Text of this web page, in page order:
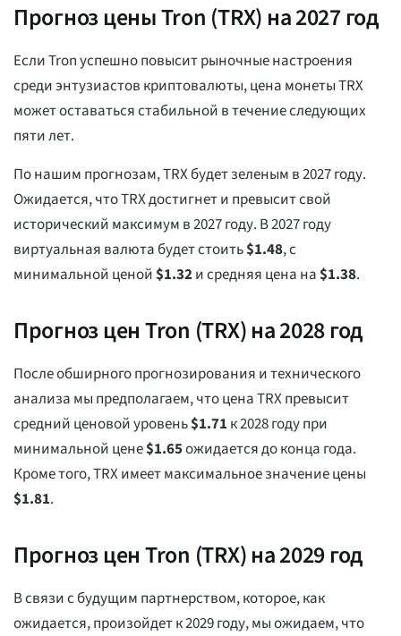
Прогноз цены Tron (TRX) на 2027 год
Если Tron успешно повысит рыночные настроения
среди энтузиастов криптовалюты, цена монеты TRX
может оставаться стабильной в течение следующих
пяти лет.
По нашим прогнозам, TRX будет зеленым в 2027 году.
Ожидается, что TRX достигнет и превысит свой
исторический максимум в 2027 году. В 2027 году
виртуальная валюта будет стоить$1.48, с
минимальной ценой$1.32и средняя цена на$1.38.
Прогноз цен Tron (TRX) на 2028 год
После обширного прогнозирования и технического
анализа мы предполагаем, что цена TRX превысит
средний ценовой уровень$1.71 к 2028 году при
минимальной цене$1.65ожидается до конца года.
Кроме того, TRX имеет максимальное значение цены
$1.81.
Прогноз цен Tron (TRX) на 2029 год
В связи с будущим партнерством, которое, как
ожидается, произойдет к 2029 году, мы ожидаем, что